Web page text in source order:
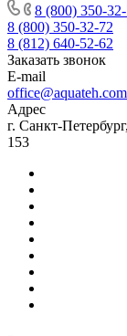
8 (800) 350-
8 (800) 350-32-72
8 (812) 640-52-62
Заказать звонок
E-mail
office@aquateh.com
Адрес
г. Санкт-
153